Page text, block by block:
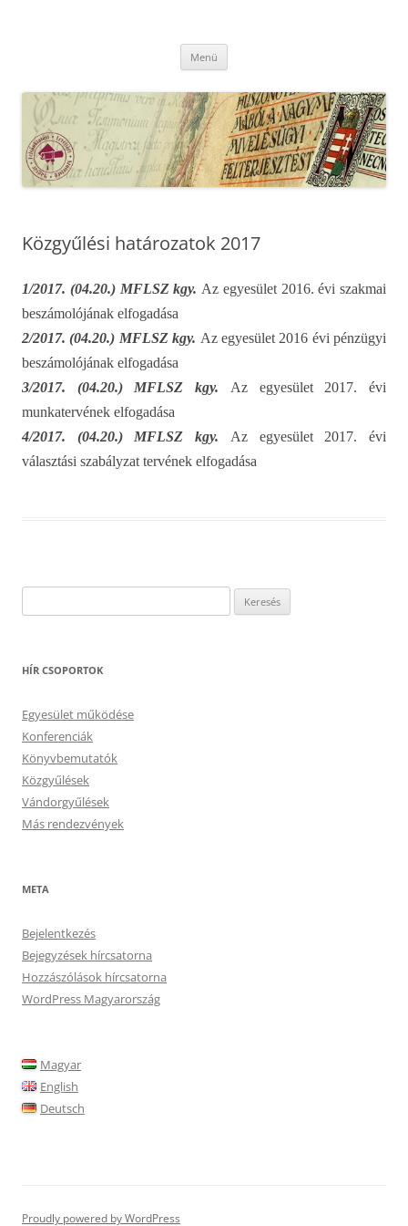
Menü
Közgyűlési határozatok 2017
1/2017. (04.20.) MFLSZ kgy. Az egyesület 2016. évi szakmai
beszámolójának elfogadása
2/2017. (04.20.) MFLSZ kgy. Az egyesület 2016 évi pénzügyi
beszámolójának elfogadása
3/2017. (04.20.) MFLSZ kgy. Az egyesület 2017. évi
munkatervének elfogadása
4/2017. (04.20.) MFLSZ kgy.
Az egyesület 2017. évi
választási szabályzat tervének elfogadása
HÍR CSOPORTOK
Egyesület működése
Konferenciák
Könyvbemutatók
Közgyűlések
Vándorgyűlések
Más rendezvények
META
Bejelentkezés
Bejegyzések hírcsatorna
Hozzászólások hírcsatorna
WordPress Magyarország
Magyar
English
Deutsch
Proudly powered by WordPress